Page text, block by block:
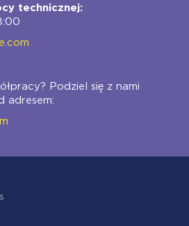
technicznej:
Podziel się z nami
adresem: